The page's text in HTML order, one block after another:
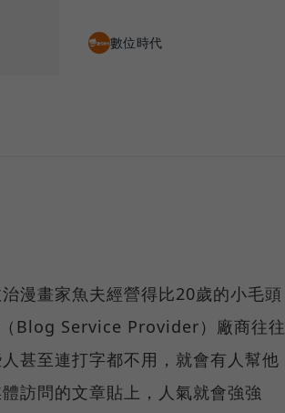
數位時代
漫畫家魚夫經營得比20歲的小毛頭
Blog Service Provider）廠商往往
甚至連打字都不用，就會有人幫他
訪問的文章貼上，人氣就會強強